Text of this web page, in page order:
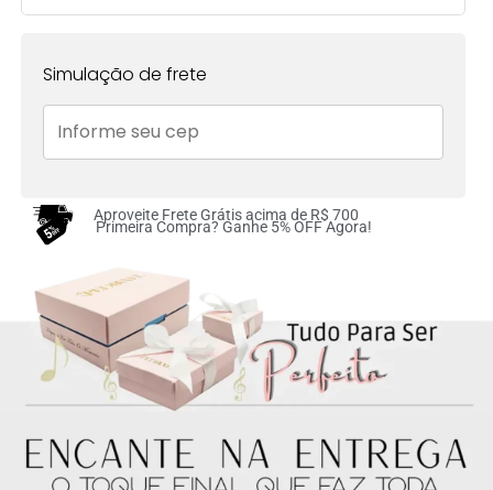
1x deR$153.00sem
juros no cartão
R$153.00
juros no cartão
juros no cartão
4x de R$38.25sem
juros no cartão
R$153.00
Simulação de frete
Aproveite Frete Grátis acima de R$ 700
Primeira Compra? Ganhe 5% OFF Agora!